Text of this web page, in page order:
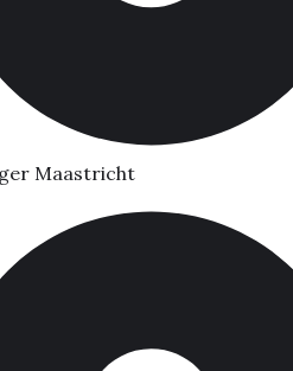
Maastricht